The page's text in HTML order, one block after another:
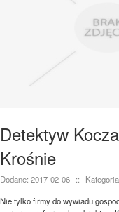
Detektyw
Krośnie
Dodane: 2017-02-06 ::
Nie tylko firmy do wywiadu